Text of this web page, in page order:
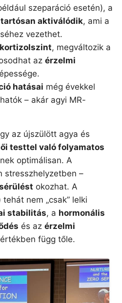
szeparáció esetén), a
aktiválódik, ami a
vezethet.
, megváltozik a
az érzelmi
hatásai még évekkel
– akár agyi MR-
az újszülött agya és
testtel való folyamatos
optimálisan. A
stresszhelyzetben –
okozhat. A
tehát nem „csak” lelki
stabilitás, a hormonális
és az érzelmi
függ tőle.